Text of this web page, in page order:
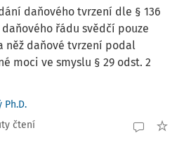
daňového tvrzení dle § 136
řádu svědčí pouze
něž daňové tvrzení podal
moci ve smyslu § 29 odst. 2
Ph.D.
čtení